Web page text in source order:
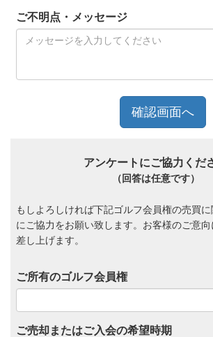
ご不明点・メッセージ
アンケートにご協力くだ
（回答は任意です）
もしよろしければ下記ゴルフ会員権の売買
にご協力をお願い致します。お客様のご意
差し上げます。
ご所有のゴルフ会員権
ご売却またはご入会の希望時期